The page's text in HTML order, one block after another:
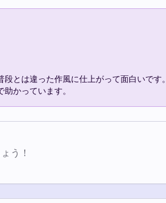
とは違った作風に仕上がって面白いです。
う！